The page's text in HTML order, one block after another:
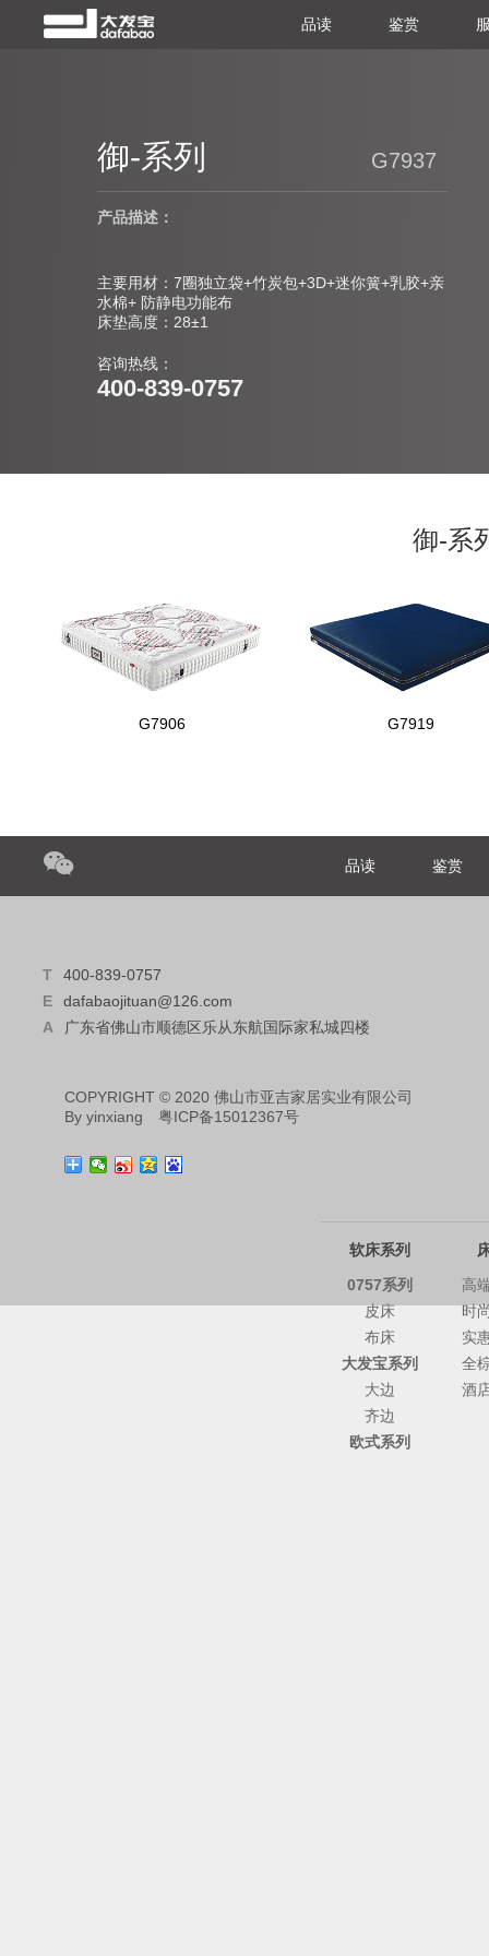
品读 鉴赏
御-系列 G7937
产品描述：
主要用材：7圈独立袋+竹炭包+3D+迷你簧+乳胶+亲
水棉+ 防静电功能布
床垫高度：28±1
咨询热线：
400-839-0757
御-系
G7906 G7919
品读 鉴赏
T
400-839-0757
E
dafabaojituan@126.com
A
广东省佛山市顺德区乐从东航国际家私城四楼
COPYRIGHT © 2020 佛山市亚吉家居实业有限公司
Byyinxiang 粤ICP备15012367号
软床系列
0757系列
皮床
布床
大发宝系列
大边
齐边
欧式系列
高
时
实
全
酒